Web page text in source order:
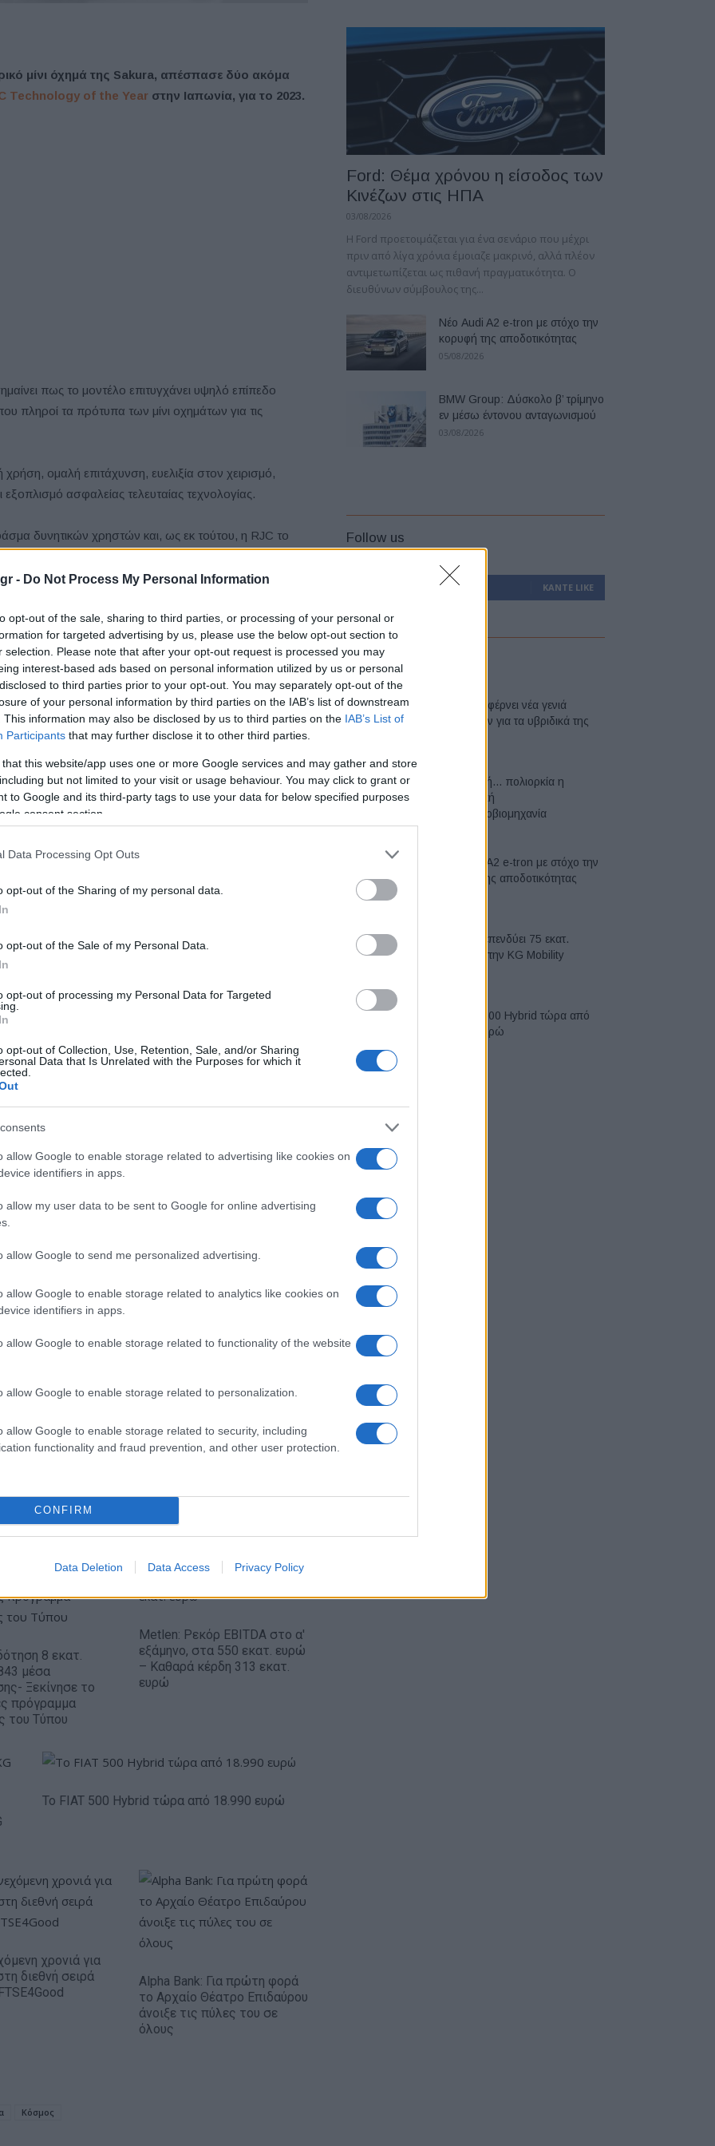
- Do Not Process My Personal Information
opt-out of the sale, sharing to third parties, or processing of your personal or
for targeted advertising by us, please use the below opt-out section to
selection. Please note that after your opt-out request is processed you may
interest-based ads based on personal information utilized by us or personal
to third parties prior to your opt-out. You may separately opt-out of the
of your personal information by third parties on the IAB’s list of downstream
This information may also be disclosed by us to third parties on the IAB’s List of
Participants that may further disclose it to other third parties.
that this website/app uses one or more Google services and may gather and store
but not limited to your visit or usage behaviour. You may click to grant or
to Google and its third-party tags to use your data for below specified purposes
consent section.
Data Processing Opt Outs
opt-out of the Sharing of my personal data.
opt-out of the Sale of my Personal Data.
opt-out of processing my Personal Data for Targeted
opt-out of Collection, Use, Retention, Sale, and/or Sharing
Data that Is Unrelated with the Purposes for which it
allow Google to enable storage related to advertising like cookies on
identifiers in apps.
allow my user data to be sent to Google for online advertising
allow Google to send me personalized advertising.
allow Google to enable storage related to analytics like cookies on
identifiers in apps.
allow Google to enable storage related to functionality of the website
allow Google to enable storage related to personalization.
allow Google to enable storage related to security, including
functionality and fraud prevention, and other user protection.
CONFIRM
Data Deletion Data Access Privacy Policy
μίνι όχημά της Sakura, απέσπασε δύο ακόμα
Technology of the Year στην Ιαπωνία, για το 2023.
πως το μοντέλο επιτυγχάνει υψηλό επίπεδο
πληροί τα πρότυπα των μίνι οχημάτων για τις
χρήση, ομαλή επιτάχυνση, ευελιξία στον χειρισμό,
ασφαλείας τελευταίας τεχνολογίας.
δυνητικών χρηστών και, ως εκ τούτου, η RJC το
την εξάπλωση των ηλεκτρικών οχημάτων
ως ηλεκτρικό μίνι όχημα. Η RJC δίνει υψηλή
λίθο για τα μελλοντικά compact EV.
Εθνική Κορασίδων: Απέναντι στη Δανία για το
2/2 στο Ευρωμπάσκετ (live stream)
Τζίρος 98,7
και αύξηση
- Τα νέα
σε low & non
Deloitte Ελλάδος:
είσοδο στην πολωνική αγορά
ενέργειας
επιχειρήσεις ξεκίνησε το πρόγραμμα
πολιορκία η
Νέο Audi A2 e-tron με στόχο
8 εκατ.
μέσα
Ξεκίνησε το
πρόγραμμα
του Τύπου
Metlen: Ρεκόρ EBITDA στο α'
εξάμηνο, στα 550 εκατ. ευρώ
– Καθαρά κέρδη 313 εκατ.
ευρώ
Το FIAT 500 Hybrid τώρα από 18.990 ευρώ
χρονιά για
διεθνή σειρά
Alpha Bank: Για πρώτη φορά
το Αρχαίο Θέατρο Επιδαύρου
άνοιξε τις πύλες του σε
όλους
Κόσμος
Ford: Θέμα χρόνου η είσοδος των
Κινέζων στις ΗΠΑ
03/08/2026
Η Ford προετοιμάζεται για ένα σενάριο που μέχρι
πριν από λίγα χρόνια έμοιαζε μακρινό, αλλά πλέον
αντιμετωπίζεται ως πιθανή πραγματικότητα. Ο
διευθύνων σύμβουλος της...
Νέο Audi A2 e-tron με στόχο την
κορυφή της αποδοτικότητας
05/08/2026
BMW Group: Δύσκολο β’ τρίμηνο
εν μέσω έντονου ανταγωνισμού
03/08/2026
Follow us
Υποστηρικτές ΚΆΝΤΕ LIKE
Latest
Η Toyota φέρνει νέα γενιά
μπαταριών για τα υβριδικά της
Σε κινεζική… πολιορκία η
ευρωπαϊκή
αυτοκινητοβιομηχανία
Νέο Audi A2 e-tron με στόχο την
κορυφή της αποδοτικότητας
Η Chery επενδύει 75 εκατ.
δολάρια στην KG Mobility
Το FIAT 500 Hybrid τώρα από
18.990 ευρώ